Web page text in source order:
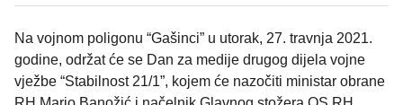
Na vojnom poligonu “Gašinci” u utorak, 27. travnja 2021.
godine, održat će se Dan za medije drugog dijela vojne
vježbe “Stabilnost 21/1”, kojem će nazočiti ministar obrane